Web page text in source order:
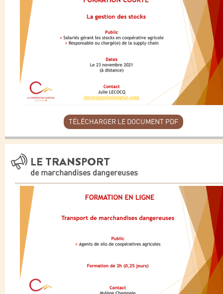
TÉLÉCHARGER LE DOCUMENT PDF
LE TRANSPORT
de marchandises dangereuses